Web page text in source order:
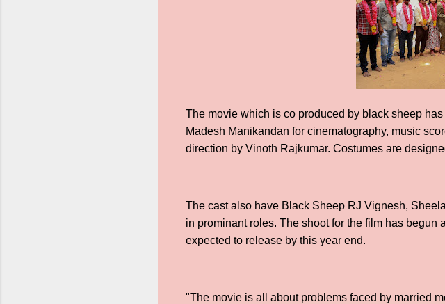
The movie which is co produced by black sheep
Madesh Manikandan for cinematography, music
direction by Vinoth Rajkumar. Costumes are
The cast also have Black Sheep RJ Vignesh,
in prominant roles. The shoot for the film has
expected to release by this year end.
"The movie is all about problems faced by married